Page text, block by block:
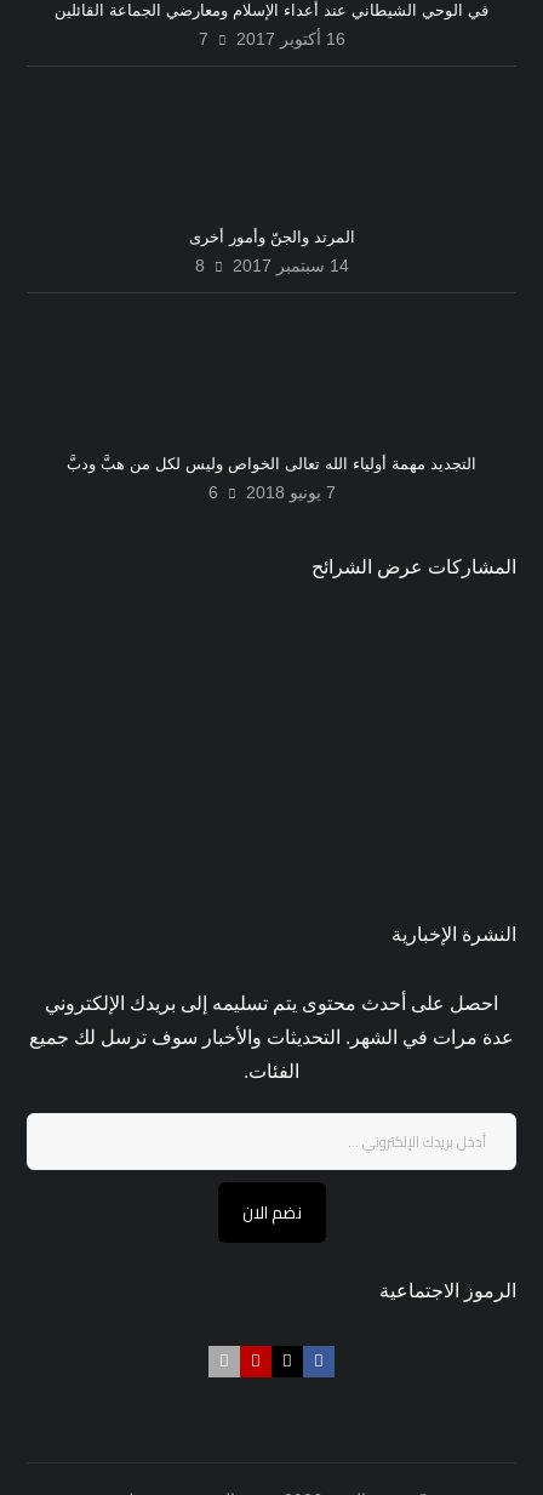
في الوحي الشيطاني عند أعداء الإسلام ومعارضي الجماعة القائلين
بالسرقة من مصادر أخرى
16 أكتوبر 2017 7
المرتد والجنّ وأمور أخرى
14 سبتمبر 2017 8
التجديد مهمة أولياء الله تعالى الخواص وليس لكل من هبَّ ودبَّ
7 يونيو 2018 6
المشاركات عرض الشرائح
النشرة الإخبارية
احصل على أحدث محتوى يتم تسليمه إلى بريدك الإلكتروني
عدة مرات في الشهر. التحديثات والأخبار سوف ترسل لك جميع
الفئات.
نضم الان
الرموز الاجتماعية